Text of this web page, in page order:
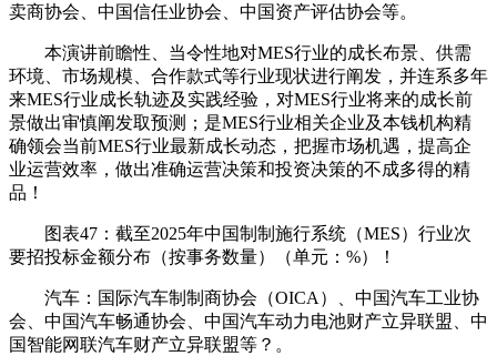
卖商协会、中国信任业协会、中国资产评估协会等。
本演讲前瞻性、当令性地对MES行业的成长布景、供需
环境、市场规模、合作款式等行业现状进行阐发，并连系多年
来MES行业成长轨迹及实践经验，对MES行业将来的成长前
景做出审慎阐发取预测；是MES行业相关企业及本钱机构精
确领会当前MES行业最新成长动态，把握市场机遇，提高企
业运营效率，做出准确运营决策和投资决策的不成多得的精
品！
图表47：截至2025年中国制制施行系统（MES）行业次
要招投标金额分布（按事务数量）（单元：%）！
汽车：国际汽车制制商协会（OICA）、中国汽车工业协
会、中国汽车畅通协会、中国汽车动力电池财产立异联盟、中
国智能网联汽车财产立异联盟等？。